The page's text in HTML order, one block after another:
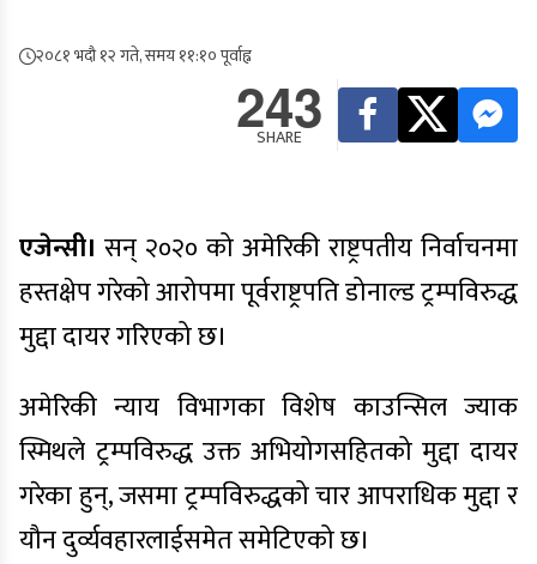
२०८१ भदौ १२ गते, समय ११:१० पूर्वाह्न
243
SHARE
एजेन्सी। सन् २०२० को अमेरिकी राष्ट्रपतीय निर्वाचनमा
हस्तक्षेप गरेको आरोपमा पूर्वराष्ट्रपति डोनाल्ड ट्रम्पविरुद्ध
मुद्दा दायर गरिएको छ।
अमेरिकी न्याय विभागका विशेष काउन्सिल ज्याक
स्मिथले ट्रम्पविरुद्ध उक्त अभियोगसहितको मुद्दा दायर
गरेका हुन्, जसमा ट्रम्पविरुद्धको चार आपराधिक मुद्दा र
यौन दुर्व्यवहारलाईसमेत समेटिएको छ।